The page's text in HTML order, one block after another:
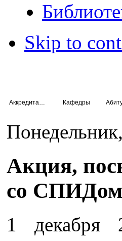
Skip to
Кафедры
Акция,
со СПИДом
1 декабря